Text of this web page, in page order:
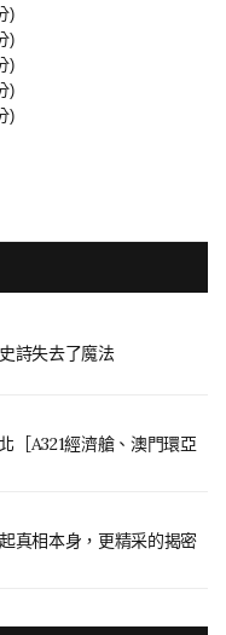
)
)
)
)
)
詩失去了魔法
［A321經濟艙、澳門環亞
真相本身，更精采的揭密